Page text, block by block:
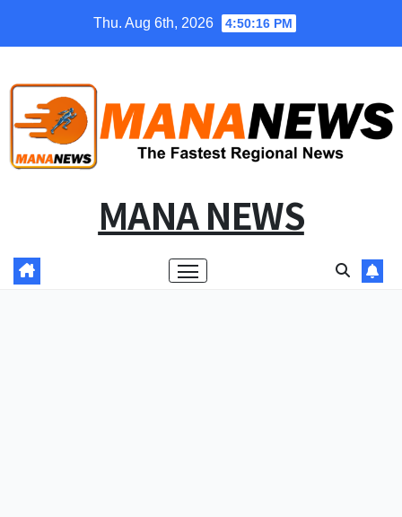
Thu. Aug 6th, 2026 4:50:16 PM
MANA NEWS